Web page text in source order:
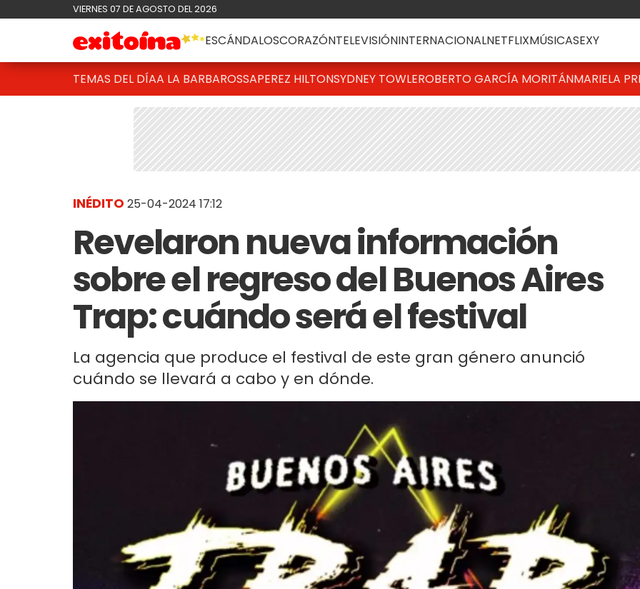
VIERNES 07 DE AGOSTO DEL 2026
ESCÁNDALOSCORAZÓNTELEVISIÓNINTERNACIONALNETFLIXMÚSICASEXY
TEMAS DEL DÍAA LA BARBAROSSAPEREZ HILTONSYDNEY TOWLEROBERTO GARCÍA MORITÁNMARIELA
INÉDITO 25-04-2024 17:12
Revelaron nueva información
sobre el regreso del Buenos Aires
Trap: cuándo será el festival
La agencia que produce el festival de este gran género anunció
cuándo se llevará a cabo y en dónde.